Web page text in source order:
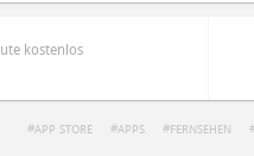
kostenlos
APP STORE APPS FERNSEHEN